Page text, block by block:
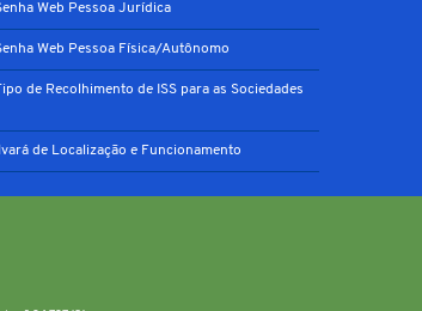
Web Pessoa Jurídica
Web Pessoa Física/Autônomo
de Recolhimento de ISS para as Sociedades
de Localização e Funcionamento